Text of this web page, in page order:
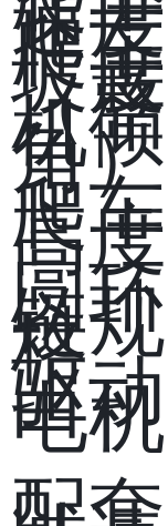
爬车
坡度
（整
机倾
角）
爬车
高度
圆环
链规
格
驱动
电机